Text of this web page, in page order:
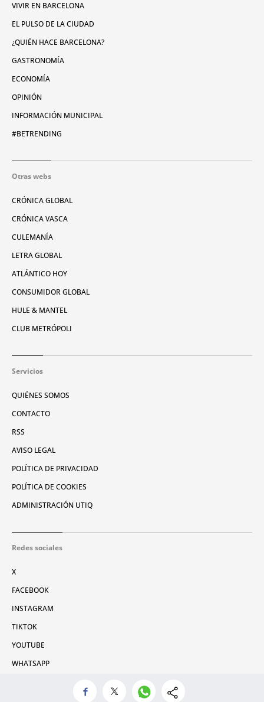
VIVIR EN BARCELONA
EL PULSO DE LA CIUDAD
¿QUIÉN HACE BARCELONA?
GASTRONOMÍA
ECONOMÍA
OPINIÓN
INFORMACIÓN MUNICIPAL
#BETRENDING
Otras webs
CRÓNICA GLOBAL
CRÓNICA VASCA
CULEMANÍA
LETRA GLOBAL
ATLÁNTICO HOY
CONSUMIDOR GLOBAL
HULE & MANTEL
CLUB METRÓPOLI
Servicios
QUIÉNES SOMOS
CONTACTO
RSS
AVISO LEGAL
POLÍTICA DE PRIVACIDAD
POLÍTICA DE COOKIES
ADMINISTRACIÓN UTIQ
Redes sociales
X
FACEBOOK
INSTAGRAM
TIKTOK
YOUTUBE
WHATSAPP